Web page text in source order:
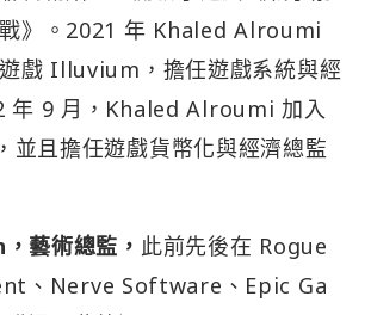
》。2021 年 Khaled Alroumi
戲 Illuvium，擔任遊戲系統與經
年 9 月，Khaled Alroumi 加入
且擔任遊戲貨幣化與經濟總監
藝術總監， 此前先後在 Rogue
、Nerve Software、Epic Ga